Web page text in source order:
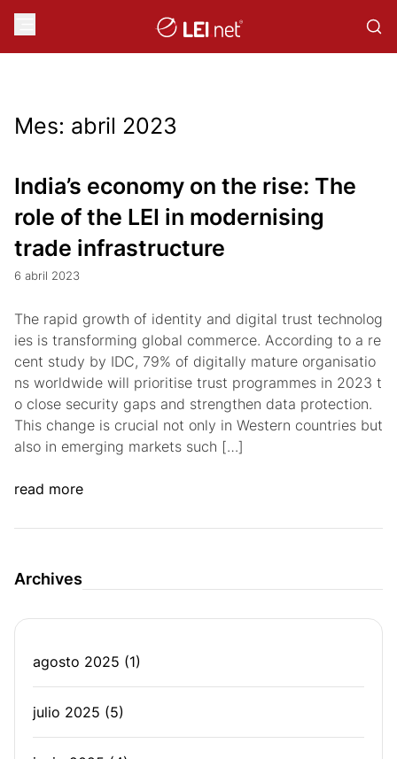
Mes: abril 2023
India’s economy on the rise: The
role of the LEI in modernising
trade infrastructure
6 abril 2023
The rapid growth of identity and digital trust technolog
ies is transforming global commerce. According to a re
cent study by IDC, 79% of digitally mature organisatio
ns worldwide will prioritise trust programmes in 2023 t
o close security gaps and strengthen data protection.
This change is crucial not only in Western countries but
also in emerging markets such […]
read more
Archives
agosto 2025 (1)
julio 2025 (5)